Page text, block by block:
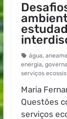
água,
energia,
serviços
Maria
Questões
serviços